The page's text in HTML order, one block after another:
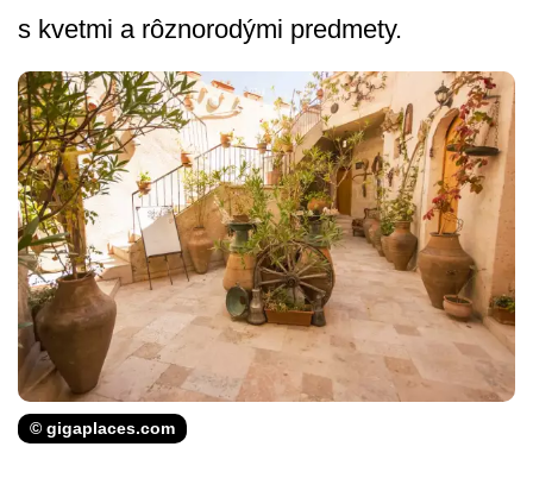
s kvetmi a rôznorodými predmety.
© gigaplaces.com